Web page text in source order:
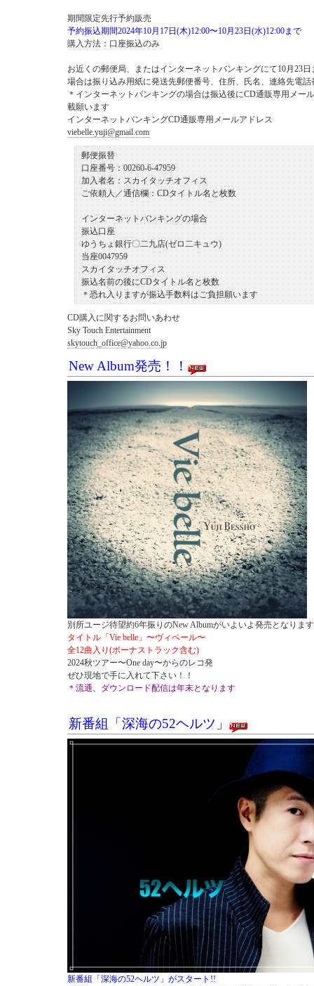
期間限定先行予約販売
予約振込期間2024年10月17日 (木)12:00〜10月23日(水)12:00まで
購入方法：口座振込のみ
お近くの郵便局、またはインターネットバンキングにて10月23
場合は振り込み用紙に発送先郵便番号、住所、氏名、連絡先電話
＊インターネットバンキングの場合は振込後にCD通販専用メ
載願います
インターネットバンキングCD通販専用メールアドレス
viebelle.yuji@gmail.com
郵便振替
口座番号：00260-6-47959
加入者名：スカイタッチオフィス
ご依頼人／通信欄：CDタイトル名と枚数
インターネットバンキングの場合
振込口座
ゆうちょ銀行〇二九店(ゼロ二キュウ)
当座0047959
スカイタッチオフィス
振込名前の後にCDタイトル名と枚数
＊恐れ入りますが振込手数料はご負担願います
CD購入に関するお問いあわせ
Sky Touch Entertainment
skytouch_office@yahoo.co.jp
New Album発売！！
別所ユージ待望約6年振りのNew Albumがいよいよ発売となりま
タイトル「Vie belle」〜ヴィベール〜
全12曲入り(ボーナストラック含む)
2024秋ツアー〜One day〜からのレコ発
ぜひ現地で手に入れて下さい！！
＊流通、ダウンロード配信は年末となります
新番組「深海の52ヘルツ」
新番組「深海の52ヘルツ」がスタート!!